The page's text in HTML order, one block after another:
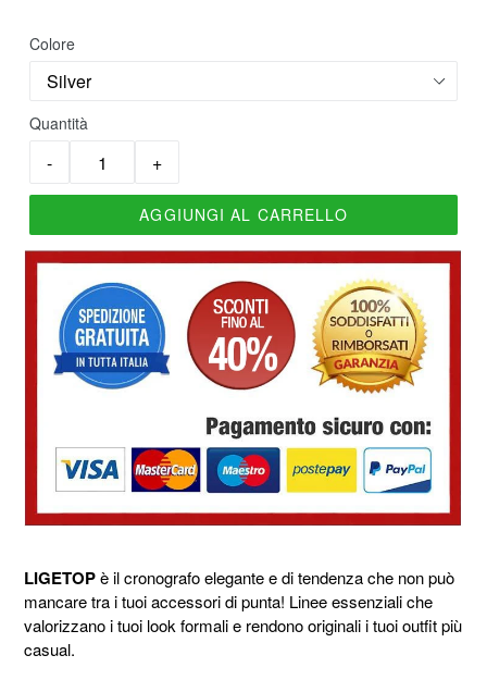
listino
Colore
Quantità
AGGIUNGI AL CARRELLO
LIGETOPè il cronografo elegante e di tendenza che non può
mancare tra i tuoi accessori di punta! Linee essenziali che
valorizzano i tuoi look formali e rendono originali i tuoi outfit più
casual.